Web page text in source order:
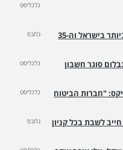
כלכליסט
קניון רמת-אביב - הקניון היקר ביותר בישראל וה-35
גלובס
סוגר חשבון כלכליסט
"חברות הביטוח
כלכליסט
לשבת בכל קניון
גלובס